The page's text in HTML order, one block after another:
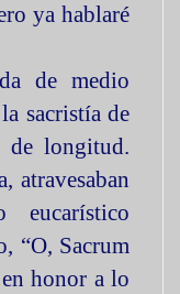
ya hablaré
de medio
sacristía de
de longitud.
atravesaban
“O, Sacrum
honor a lo